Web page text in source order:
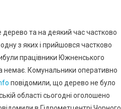
та на деякий час частково
з яких і прийшовся частково
працівники Южненського
немає. Комунальники оперативно
повідомили, що дерево не було
області сьогодні оголошено